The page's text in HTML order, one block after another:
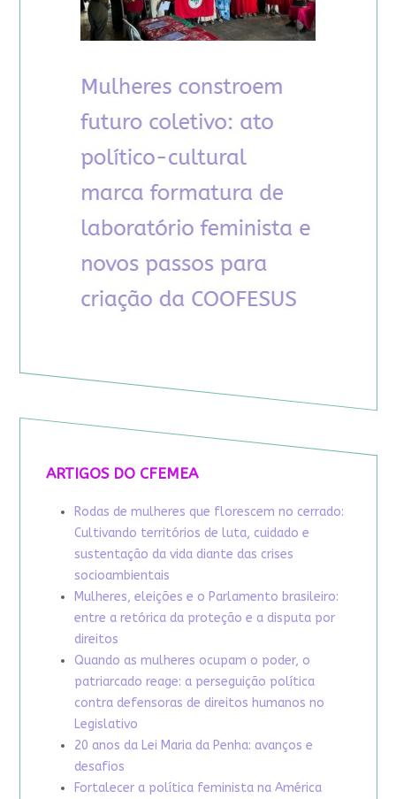
ARTIGOS DO CFEMEA
Rodas de mulheres que florescem no cerrado:
Cultivando territórios de luta, cuidado e
sustentação da vida diante das crises
socioambientais
Mulheres, eleições e o Parlamento brasileiro:
entre a retórica da proteção e a disputa por
direitos
Quando as mulheres ocupam o poder, o
patriarcado reage: a perseguição política
contra defensoras de direitos humanos no
Legislativo
20 anos da Lei Maria da Penha: avanços e
desafios
Fortalecer a política feminista na América